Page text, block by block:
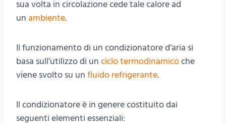
sua volta in circolazione cede tale calore ad
un ambiente.
Il funzionamento di un condizionatore d’aria si
basa sull’utilizzo di un ciclo termodinamicoche
viene svolto su un fluido refrigerante.
Il condizionatore è in genere costituito dai
seguenti elementi essenziali: